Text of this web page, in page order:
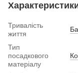
Тривалість
життя
Тип
посадкового
матеріалу